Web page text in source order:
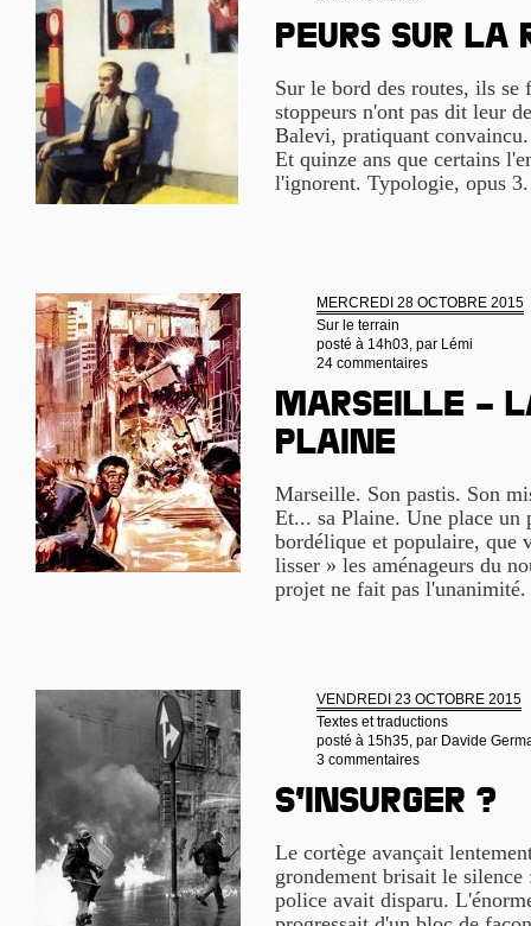
Peurs sur la
Sur le bord des routes, ils
stoppeurs n'ont pas dit leur
Balevi, pratiquant
Et quinze ans que certains
l'ignorent. Typologie, opus
MERCREDI 28 OCTOBRE 2015
Sur le terrain
posté à 14h03, par Lémi
24 commentaires
Marseille –
Plaine
Marseille. Son pastis. Son
Et... sa Plaine. Une place un
bordélique et populaire, que
lisser » les aménageurs du
projet ne fait pas l'unanimité.
VENDREDI 23 OCTOBRE 2015
Textes et traductions
posté à 15h35, par Davide
3 commentaires
S’insurger ?
Le cortège avançait
grondement brisait le silence
police avait disparu.